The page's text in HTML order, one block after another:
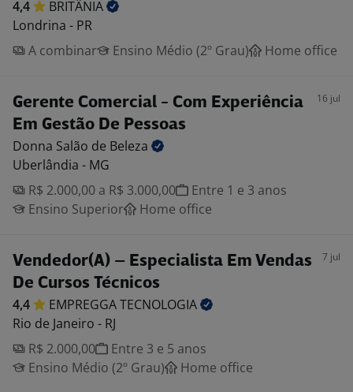
4,4
BRITÂNIA
Londrina - PR
A combinar
Ensino Médio (2º Grau) Home office
Gerente Comercial - Com Experiência
Em Gestão De Pessoas
16 jul
Donna Salão de Beleza
Uberlândia - MG
R$ 2.000,00 a R$ 3.000,00
Entre 1 e 3 anos
Ensino Superior
Home office
Vendedor(A) – Especialista Em Vendas
De Cursos Técnicos
7 jul
4,4 EMPREGGATECNOLOGIA
Rio de Janeiro - RJ
R$ 2.000,00
Entre 3 e 5 anos
Ensino Médio (2º Grau)
Home office